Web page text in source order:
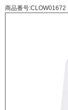
商品番号:CLOW01672